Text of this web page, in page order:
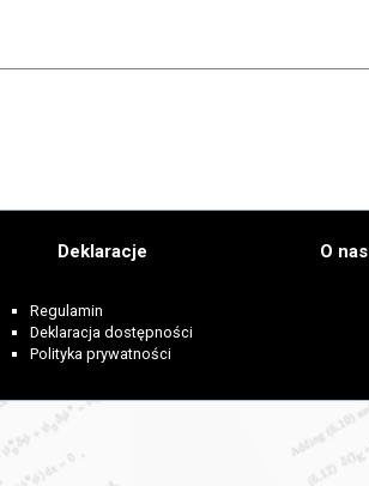
Deklaracje
Regulamin
Deklaracja dostępności
Polityka prywatności
O nas